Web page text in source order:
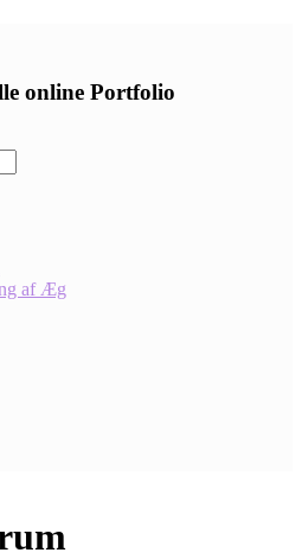
online Portfolio
af Æg